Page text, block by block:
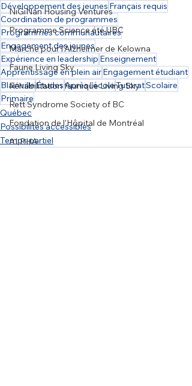
NiGiNan Housing Ventures
Programme Science été UBC
Marche pour l’Alzheimer de Kelowna
Faune Living Sky
Réhabilitation faunique Living Sky
Rett Syndrome Society of BC
Fondation de l’Hôpital de Montréal
ALPHA
Développement des jeunes Français requis
Coordination de programmes
Programmes communautaires
Engagement des jeunes
Expérience en leadership Enseignement
Apprentissage en plein airEngagement étudiant
BlainvilleÉtudesAprès l’écoleTutoratScolaire
Primaire
Québec
Possibilités accessibles
Temps partiel